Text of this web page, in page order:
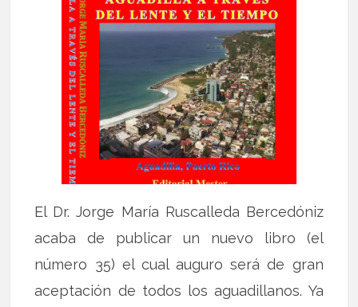
El Dr. Jorge María Ruscalleda Bercedóniz
acaba de publicar un nuevo libro (el
número 35) el cual auguro será de gran
aceptación de todos los aguadillanos. Ya